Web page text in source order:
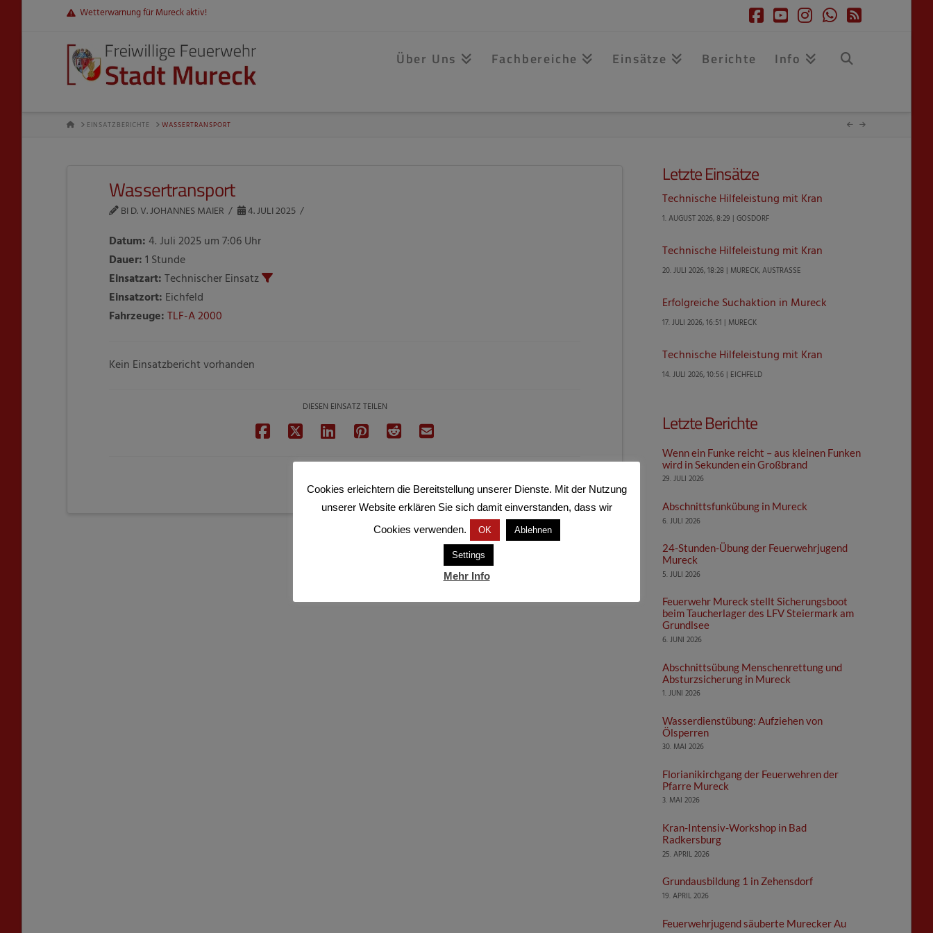
Facebook
YouTubeInstagram
Whatsapp
RSS
Wetterwarnung für Mureck aktiv!
Über Uns Fachbereiche Einsätze Berichte Info
HOMEEINSATZBERICHTE WASSERTRANSPORT
Wassertransport
BI D. V. JOHANNES MAIER 4. JULI 2025
Datum:4. Juli 2025 um 7:06 Uhr
Dauer:1 Stunde
Einsatzart:Technischer Einsatz
Einsatzort: Eichfeld
Fahrzeuge:TLF-A 2000
Kein Einsatzbericht vorhanden
DIESEN EINSATZ TEILEN
Letzte Einsätze
Technische Hilfeleistung mit Kran
1. AUGUST 2026, 8:29 | GOSDORF
Technische Hilfeleistung mit Kran
20. JULI 2026, 18:28 | MURECK, AUSTRASSE
Erfolgreiche Suchaktion in Mureck
17. JULI 2026, 16:51 | MURECK
Technische Hilfeleistung mit Kran
14. JULI 2026, 10:56 | EICHFELD
Letzte Berichte
Wenn ein Funke reicht – aus kleinen Funken
wird in Sekunden ein Großbrand
29. JULI 2026
Abschnittsfunkübung in Mureck
6. JULI 2026
24-Stunden-Übung der Feuerwehrjugend
Mureck
5. JULI 2026
Feuerwehr Mureck stellt Sicherungsboot
beim Taucherlager des LFV Steiermark am
Grundlsee
6. JUNI 2026
Abschnittsübung Menschenrettung und
Absturzsicherung in Mureck
1. JUNI 2026
Wasserdienstübung: Aufziehen von
Ölsperren
30. MAI 2026
Florianikirchgang der Feuerwehren der
Pfarre Mureck
3. MAI 2026
Kran-Intensiv-Workshop in Bad
Radkersburg
25. APRIL 2026
Grundausbildung 1 in Zehensdorf
19. APRIL 2026
Feuerwehrjugend säuberte Murecker Au
Cookies erleichtern die Bereitstellung unserer Dienste. Mit der Nutzung
unserer Website erklären Sie sich damit einverstanden, dass wir
Cookies verwenden.
OK Ablehnen
Settings
Mehr Info